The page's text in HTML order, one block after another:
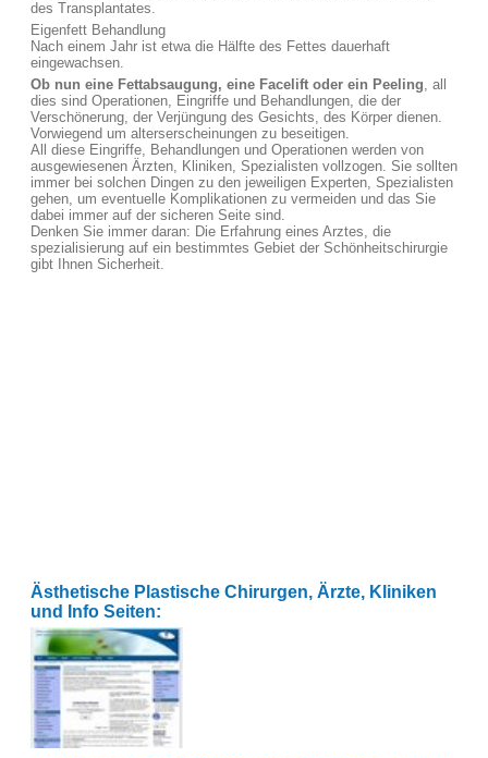
des Transplantates.
Eigenfett Behandlung
Nach einem Jahr ist etwa die Hälfte des Fettes dauerhaft
eingewachsen.
Ob nun eine Fettabsaugung, eine Facelift oder ein Peeling, all
dies sind Operationen, Eingriffe und Behandlungen, die der
Verschönerung, der Verjüngung des Gesichts, des Körper dienen.
Vorwiegend um alterserscheinungen zu beseitigen.
All diese Eingriffe, Behandlungen und Operationen werden von
ausgewiesenen Ärzten, Kliniken, Spezialisten vollzogen. Sie sollten
immer bei solchen Dingen zu den jeweiligen Experten, Spezialisten
gehen, um eventuelle Komplikationen zu vermeiden und das Sie
dabei immer auf der sicheren Seite sind.
Denken Sie immer daran: Die Erfahrung eines Arztes, die
spezialisierung auf ein bestimmtes Gebiet der Schönheitschirurgie
gibt Ihnen Sicherheit.
Ästhetische Plastische Chirurgen, Ärzte, Kliniken
und Info Seiten: